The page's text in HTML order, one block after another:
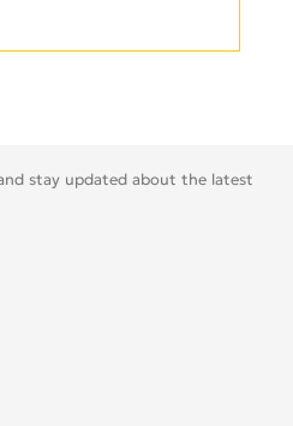
stay updated about the latest